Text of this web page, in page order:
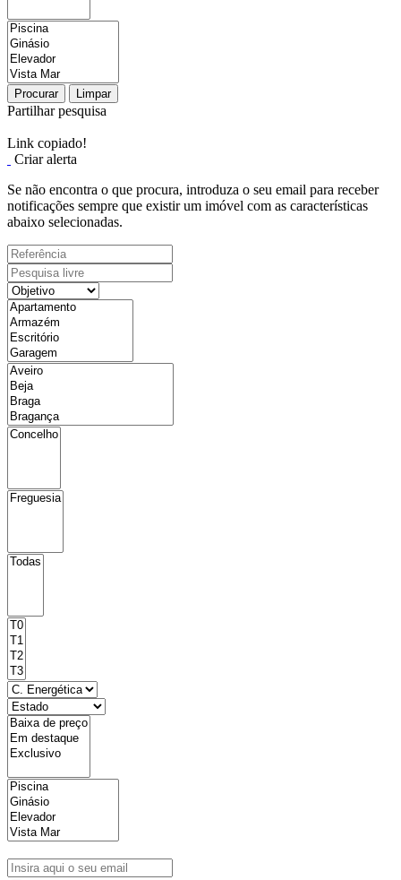
Procurar Limpar
Partilhar pesquisa
Link copiado!
Criar alerta
Se não encontra o que procura, introduza o seu email para receber
notificações sempre que existir um imóvel com as características
abaixo selecionadas.